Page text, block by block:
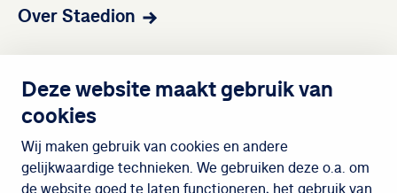
Deze website maakt gebruik van
cookies
Wij maken gebruik van cookies en andere
gelijkwaardige technieken. We gebruiken deze o.a. om
de website goed te laten functioneren, het gebruik van
Over Staedion
Wijken